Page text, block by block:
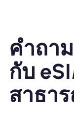
คำถา
กับ
สาธา